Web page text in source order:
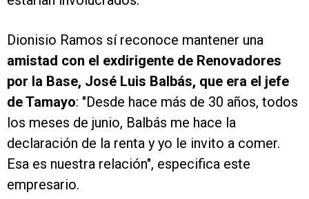
Dionisio Ramos sí reconoce mantener una
amistad con el exdirigente de Renovadores
por la Base, José Luis Balbás, que era el jefe
de Tamayo: "Desde hace más de 30 años, todos
los meses de junio, Balbás me hace la
declaración de la renta y yo le invito a comer.
Esa es nuestra relación", especifica este
empresario.